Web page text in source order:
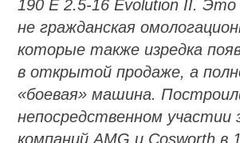
190 E 2.5-16 Evolution II. Это
не гражданская
которые также изредка
в открытой продаже, а
«боевая» машина.
непосредственном
компаний AMG и Cosworth в